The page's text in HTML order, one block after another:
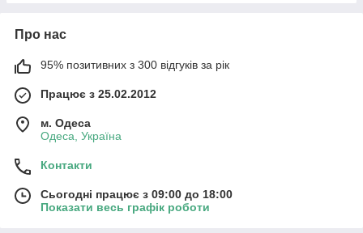
Про нас
95% позитивних з 300 відгуків за рік
Працює з 25.02.2012
м. Одеса
Одеса, Україна
Контакти
Сьогодні працює з 09:00 до 18:00
Показати весь графік роботи